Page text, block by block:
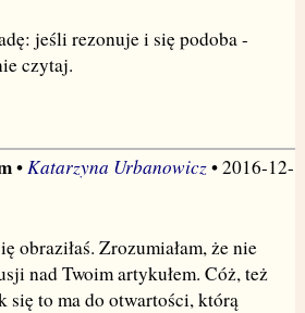
jeśli rezonuje i się podoba -
czytaj.
•Katarzyna Urbanowicz• 2016-12-
obraziłaś. Zrozumiałam, że nie
nad Twoim artykułem. Cóż, też
się to ma do otwartości, którą